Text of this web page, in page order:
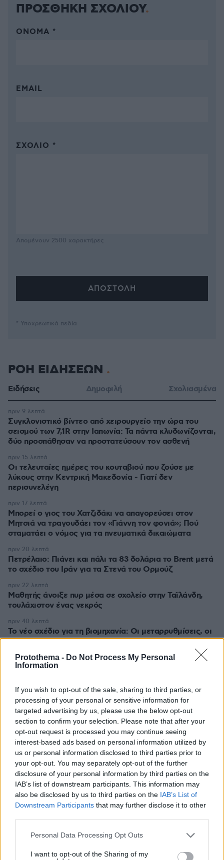
Protothema - Do Not Process My Personal
Information
If you wish to opt-out of the sale, sharing to third parties, or
processing of your personal or sensitive information for
targeted advertising by us, please use the below opt-out
section to confirm your selection. Please note that after your
opt-out request is processed you may continue seeing
interest-based ads based on personal information utilized by
us or personal information disclosed to third parties prior to
your opt-out. You may separately opt-out of the further
disclosure of your personal information by third parties on the
IAB’s list of downstream participants. This information may
also be disclosed by us to third parties on the IAB’s List of
Downstream Participants that may further disclose it to other
Please note that this website/app uses one or more Google
not limited to your visit or usage behaviour. You may click to
Personal Data Processing Opt Outs
I want to opt-out of the Sharing of my
ΠΡΟΣΘΗΚΗ ΣΧΟΛΙΟΥ
ΌΝΟΜΑ *
EMAIL
ΣΧΌΛΙΟ *
Απομένουν 2500 χαρακτήρες
* Υποχρεωτικά πεδία
ΡΟΗ ΕΙΔΗΣΕΩΝ
Ειδήσεις Δημοφιλή Σχολιασμένα
Συγκλονιστικό βίντεο από χειρουργείο την ώρα του
σεισμού των 7,1R στην Ιαπωνία: Τα πάντα κλυδωνίζονται,
δύο προσπάθησαν να προστατεύσουν τον ασθενή
πριν 9 λεπτά
Οι τελευταίες ημέρες του κουταβιού που ζούσε με
λύκους στην Κεντρική Μακεδονία - Γιατί δεν
περισυνελέγη
πριν 15 λεπτά
Μπορεί ο γιος του Χατζιδάκι να απαγορεύσει στον
Μητσιά να τραγουδάει τον «Γιάννη τον φονιά»; Πού
σταματάει ο νόμος για τα πνευματικά δικαιώματα
πριν 17 λεπτά
Πετρέλαιο: Πιάνει και πάλι τα 83 δολάρια το Brent μετά
το σχέδιο του Ιράν για τα Στενά του Ορμούζ
πριν 20 λεπτά
Μαθητής άνοιξε πυρ μέσα σε σχολείο στην Ταϊλάνδη,
τουλάχιστον ένας νεκρός
πριν 22 λεπτά
Το νέο σχέδιο για τη βιομηχανία: Οι μεταρρυθμίσεις, οι
επενδύσεις και οι νέες προτεραιότητες
πριν 40 λεπτά
«Δεν το πιστεύουμε», λένε οι Αμερικανοί που
για το φονικό στην Κυψέλη και η σιωπή στην απολογία
πριν 40 λεπτά
Οργή στο Περού για το βίντεο της σεξουαλικής
επίθεσης μαέστρου σε 26χρονη τραγουδίστρια: «Σιγά-
σιγά θα το ξεπεράσεις» της έλεγαν από τη μπάντα της
πριν 43 λεπτά
Η Μαρία Μενούνος φόρεσε μπικίνι με τα χρώματα της
ελληνικής σημαίας και έκανε απολογισμό του
καλοκαιριού της στην Ελλάδα: Ένα ταξίδι που δεν θα
ξεχάσω ποτέ
πριν μία ώρα
ΔΕΙΤΕ ΟΛΕΣ ΤΙΣ ΕΙΔΗΣΕΙΣ